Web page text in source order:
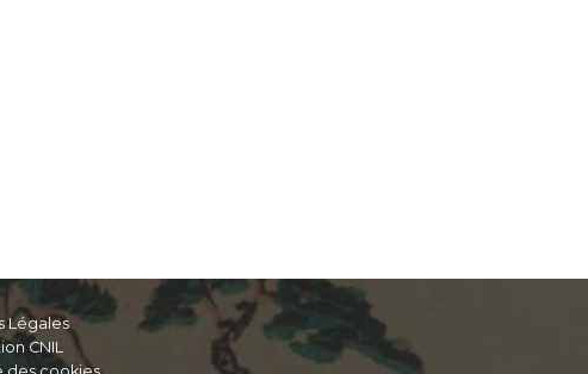
Légales
CNIL